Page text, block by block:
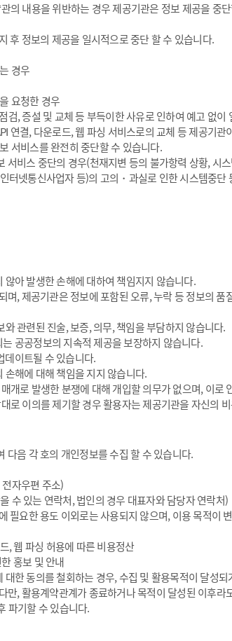
의 내용을 위반하는 경우 제공기관은 정보 제공을 중
후 정보의 제공을 일시적으로 중단 할 수 있습니다.
경우
요청한 경우
검, 증설 및 교체 등 부득이한 사유로 인하여 예고 없이
연결, 다운로드, 웹 파싱 서비스로의 교체 등 제공기
서비스를 완전히 중단할 수 있습니다.
서비스 중단의 경우(천재지변 등의 불가항력 상황, 시
터넷통신사업자 등)의 고의・과실로 인한 시스템중단
아 발생한 손해에 대하여 책임지지 않습니다.
, 제공기관은 정보에 포함된 오류, 누락 등 정보의 품
관련된 진술, 보증, 의무, 책임을 부담하지 않습니다.
공공정보의 지속적 제공을 보장하지 않습니다.
데이트될 수 있습니다.
해에 대해 책임을 지지 않습니다.
개로 발생한 분쟁에 대해 개입할 의무가 없으며, 이로
로 이의를 제기할 경우 활용자는 제공기관을 자신의
다음 각 호의 개인정보를 수집 할 수 있습니다.
자우편 주소)
수 있는 연락처, 법인의 경우 대표자와 담당자 연락처)
필요한 용도 이외로는 사용되지 않으며, 이용 목적이
, 웹 파싱 허용에 따른 비용정산
홍보 및 안내
한 동의를 철회하는 경우, 수집 및 활용목적이 달성
만, 활용계약관계가 종료하거나 목적이 달성된 이후라
파기할 수 있습니다.